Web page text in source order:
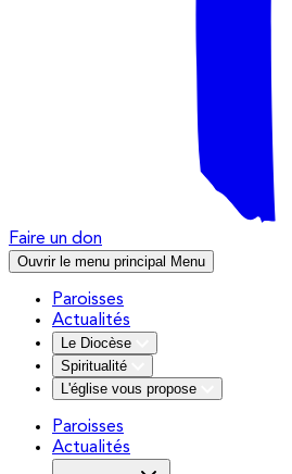
Faire un don
Ouvrir le menu principal Menu
Paroisses
Actualités
Le Diocèse
Spiritualité
L'église vous propose
Paroisses
Actualités